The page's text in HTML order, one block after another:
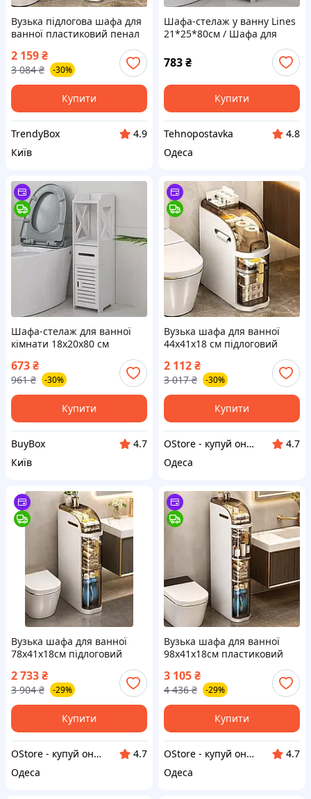
Вузька підлогова шафа для
ванної пластиковий пенал
на коліщатках з відкидною
кришкою для зберігання
2 159₴
3 084 ₴ -30%
Купити
TrendyBox
4.9
Київ
Шафа-стелаж у ванну Lines
21*25*80см / Шафа для
підлоги для ванної кімнати
783₴
Купити
Tehnopostavka
4.8
Одеса
Шафа-стелаж для ванної
кімнати 18х20х80 см
компактна шафа для ванної
вологозахисна
673₴
961 ₴ -30%
Купити
BuyBox
4.7
Київ
Вузька шафа для ванної
44х41х18 см підлоговий
пенал для ванної кімнати
органайзер для туалету на
колесах
2 112₴
3 017 ₴ -30%
Купити
OStore - купуй онлайн!
4.7
Одеса
Вузька шафа для ванної
78х41х18см підлоговий
органайзер для туалету та
кухні етажерка
2 733₴
3 904 ₴ -29%
Купити
OStore - купуй онлайн!
4.7
Одеса
Вузька шафа для ванної
98х41х18см пластиковий
підлоговий органайзер
етажерка для дому
3 105₴
4 436 ₴ -29%
Купити
OStore - купуй онлайн!
4.7
Одеса